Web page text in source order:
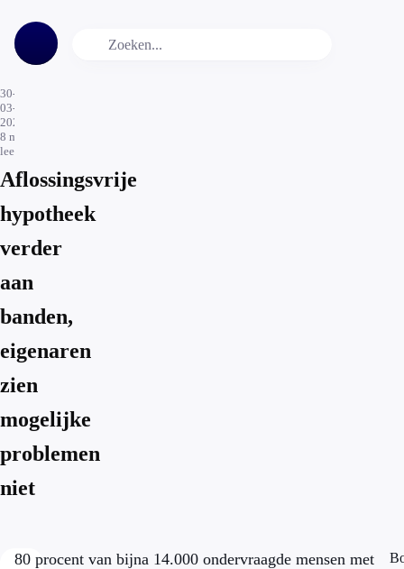
30-
03-
2026
8 min.
leestijd
Aflossingsvrije
hypotheek
verder
aan
banden,
eigenaren
zien
mogelijke
problemen
niet
80 procent van bijna 14.000 ondervraagde mensen met